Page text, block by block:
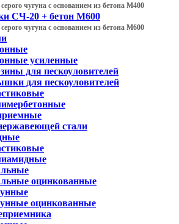
чугуна с основанием из бетона М400
СЧ-20 + бетон М600
чугуна с основанием из бетона М600
усиленные
для пескоуловителей
для пескоуловителей
стали
оцинкованные
оцинкованные